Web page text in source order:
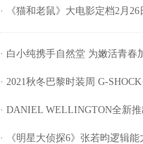
· 《猫和老鼠》大电影定档2月
· 白小纯携手自然堂 为嫩活青春
· 2021秋冬巴黎时装周 G-
· DANIEL WELLINGTON全新
· 《明星大侦探6》张若昀逻辑